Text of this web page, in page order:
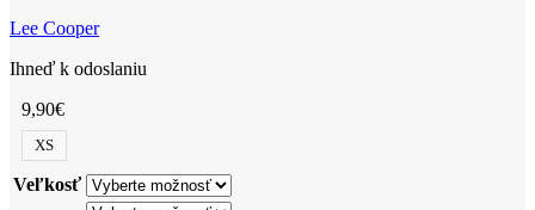
stránke
Lee Cooper
Ihneď k odoslaniu
9,90€
XS
Veľkosť